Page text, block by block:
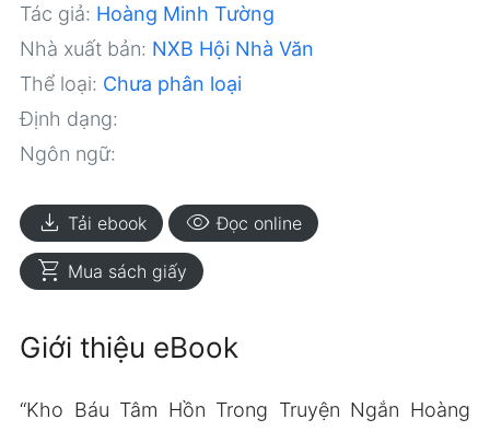
Tác giả: Hoàng Minh Tường
Nhà xuất bản: NXB Hội Nhà Văn
Thể loại: Chưa phân loại
Định dạng:
Ngôn ngữ:
download Tải ebook visibility Đọc online
shopping_cart Mua sách giấy
Giới thiệu eBook
“Kho Báu Tâm Hồn Trong Truyện Ngắn Hoàng